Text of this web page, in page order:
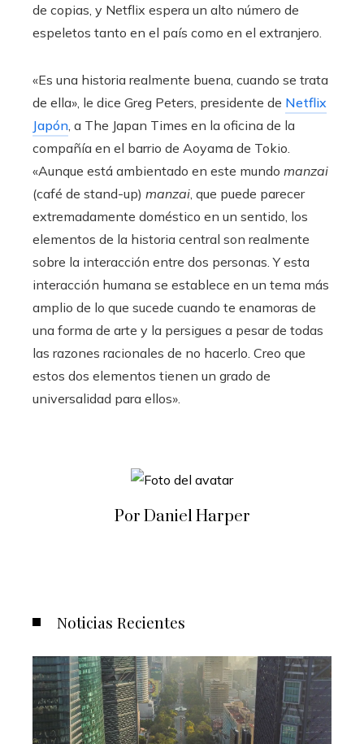
de copias, y Netflix espera un alto número de
espeletos tanto en el país como en el extranjero.
«Es una historia realmente buena, cuando se trata
de ella», le dice Greg Peters, presidente de Netflix
Japón , a The Japan Times en la oficina de la
compañía en el barrio de Aoyama de Tokio.
«Aunque está ambientado en este mundo manzai
(café de stand-up) manzai , que puede parecer
extremadamente doméstico en un sentido, los
elementos de la historia central son realmente
sobre la interacción entre dos personas. Y esta
interacción humana se establece en un tema más
amplio de lo que sucede cuando te enamoras de
una forma de arte y la persigues a pesar de todas
las razones racionales de no hacerlo. Creo que
estos dos elementos tienen un grado de
universalidad para ellos».
Por Daniel Harper
Noticias Recientes